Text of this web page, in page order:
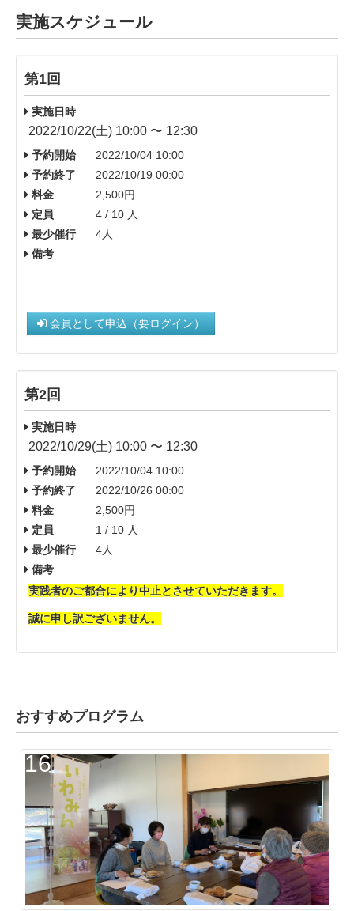
実施スケジュール
第1回
実施日時
2022/10/22(土) 10:00 〜 12:30
予約開始
2022/10/04 10:00
予約終了
2022/10/19 00:00
料金
2,500円
定員
4 / 10 人
最少催行
4人
備考
会員として申込（要ログイン）
第2回
実施日時
2022/10/29(土) 10:00 〜 12:30
予約開始
2022/10/04 10:00
予約終了
2022/10/26 00:00
料金
2,500円
定員
1 / 10 人
最少催行
4人
備考
実践者のご都合により中止とさせていただきます。
誠に申し訳ございません。
おすすめプログラム
16